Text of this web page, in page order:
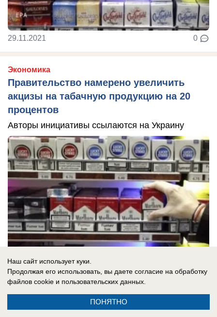
29.11.2021 0
Экономика
Правительство намерено увеличить
акцизы на табачную продукцию на 20
процентов
Авторы инициативы ссылаются на Украину
08.11.2021 0
Наш сайт использует куки.
Продолжая его использовать, вы даете согласие на обработку
файлов cookie и пользовательских данных.
ПОНЯТНО